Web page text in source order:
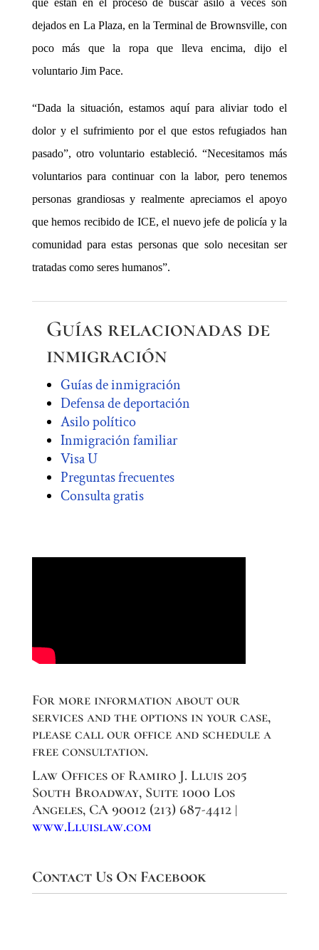
que están en el proceso de buscar asilo a veces son
dejados en La Plaza, en la Terminal de Brownsville, con
poco más que la ropa que lleva encima, dijo el
voluntario Jim Pace.
“Dada la situación, estamos aquí para aliviar todo el
dolor y el sufrimiento por el que estos refugiados han
pasado”, otro voluntario estableció. “Necesitamos más
voluntarios para continuar con la labor, pero tenemos
personas grandiosas y realmente apreciamos el apoyo
que hemos recibido de ICE, el nuevo jefe de policía y la
comunidad para estas personas que solo necesitan ser
tratadas como seres humanos”.
Guías relacionadas de
inmigración
Guías de inmigración
Defensa de deportación
Asilo político
Inmigración familiar
Visa U
Preguntas frecuentes
Consulta gratis
For more information about our
services and the options in your case,
please call our office and schedule a
free consultation.
Law Offices of Ramiro J. Lluis 205
South Broadway, Suite 1000 Los
Angeles, CA 90012 (213) 687-4412 |
www.Lluislaw.com
Contact Us On Facebook